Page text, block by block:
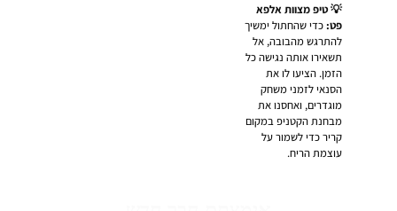
💡 טיפ מצוות אלפא
פט:כדי שהחתול ימשיך
להתרגש מהבובה, אל
תשאירו אותה נגישה כל
הזמן. הציעו לו את
הסנאי לזמני משחק
מוגדרים, ואחסנו את
מבחנת הקטניפ במקום
קריר כדי לשמור על
עוצמת הריח.